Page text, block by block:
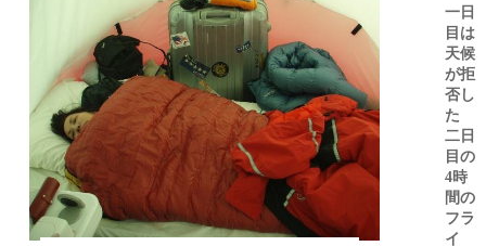
一日
目は
天候
が拒
否し
た
二日
目の
4時
間の
フラ
イ